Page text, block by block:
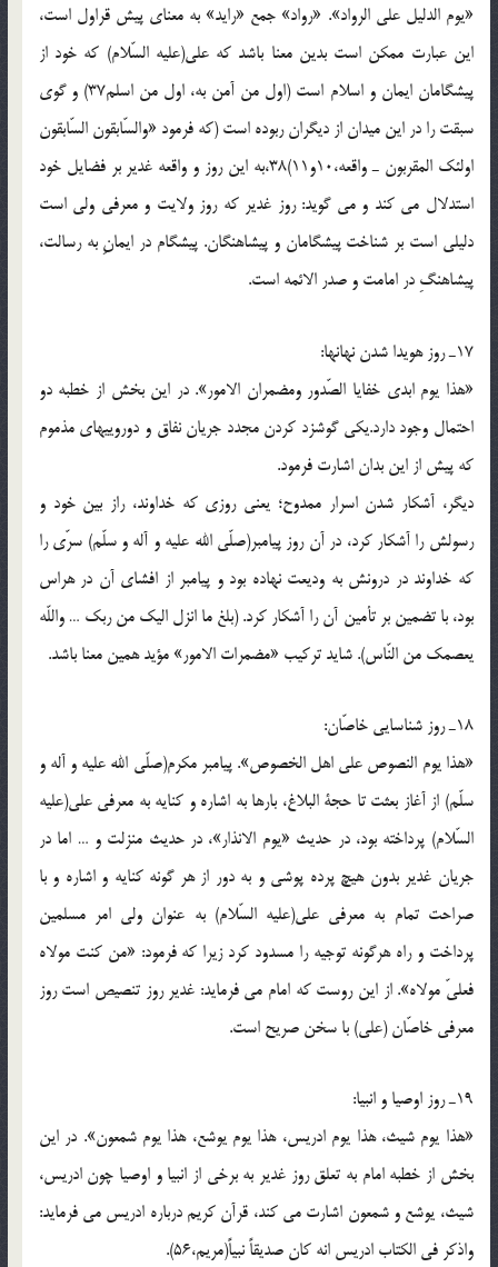
«يوم الدليل على الرواد». «رواد» جمع «رايد» به معناى پيش قراول است،
اين عبارت ممكن است بدين معنا باشد كه على(علیه السّلام) كه خود از
پيشگامان ايمان و اسلام است (اول من آمن به، اول من اسلم37) و گوى
سبقت را در اين ميدان از ديگران ربوده است (كه فرمود «والسّابقون السّابقون
اولئك المقربون ـ واقعه،10و11)38،به اين روز و واقعه غدير بر فضايل خود
استدلال مى كند و مى گويد: روز غدير كه روز ولايت و معرفى ولى است
دليلى است بر شناخت پيشگامان و پيشاهنگان. پيشگام در ايمانِ به رسالت،
پيشاهنگِ در امامت و صدر الائمه است.
17ـ روز هويدا شدن نهانها:
«هذا يوم ابدى خفايا الصّدور ومضمران الامور». در اين بخش از خطبه دو
احتمال وجود دارد.يكى گوشزد كردن مجدد جريان نفاق و دوروييهاى مذموم
كه پيش از اين بدان اشارت فرمود.
ديگر، آشكار شدن اسرار ممدوح؛ يعنى روزى كه خداوند، راز بين خود و
رسولش را آشكار كرد، در آن روز پيامبر(صلّی الله علیه و آله و سلّم) سرّى را
كه خداوند در درونش به وديعت نهاده بود و پيامبر از افشاى آن در هراس
بود، با تضمين بر تأمين آن را آشكار كرد. (بلغ ما انزل اليك من ربك … واللّه
يعصمك من النّاس). شايد تركيب «مضمرات الامور» مؤيد همين معنا باشد.
18ـ روز شناسايى خاصّان:
«هذا يوم النصوص على اهل الخصوص». پيامبر مكرم(صلّی الله علیه و آله و
سلّم) از آغاز بعثت تا حجة البلاغ، بارها به اشاره و كنايه به معرفى على(علیه
السّلام) پرداخته بود، در حديث «يوم الانذار»، در حديث منزلت و … اما در
جريان غدير بدون هيچ پرده پوشى و به دور از هر گونه كنايه و اشاره و با
صراحت تمام به معرفى على(علیه السّلام) به عنوان ولى امر مسلمين
پرداخت و راه هرگونه توجيه را مسدود كرد زيرا كه فرمود: «من كنت مولاه
فعلىّ مولاه». از اين روست كه امام مى فرمايد: غدير روز تنصيص است روز
معرفى خاصّان (على) با سخن صريح است.
19ـ روز اوصيا و انبيا:
«هذا يوم شيث، هذا يوم ادريس، هذا يوم يوشع، هذا يوم شمعون». در اين
بخش از خطبه امام به تعلق روز غدير به برخى از انبيا و اوصيا چون ادريس،
شيث، يوشع و شمعون اشارت مى كند، قرآن كريم درباره ادريس مى فرمايد:
واذكر فى الكتاب ادريس انه كان صديقاً نبياً(مريم،56).